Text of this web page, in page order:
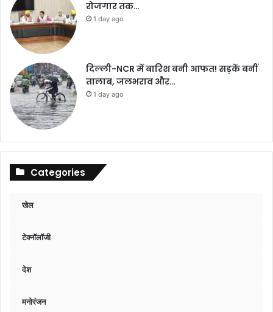
रोजगार तक…
1 day ago
दिल्ली-NCR में बारिश बनी आफत! सड़कें बनीं
तालाब, जलभराव और…
1 day ago
Categories
खेल
टेक्नॉलॉजी
देश
मनोरंजन